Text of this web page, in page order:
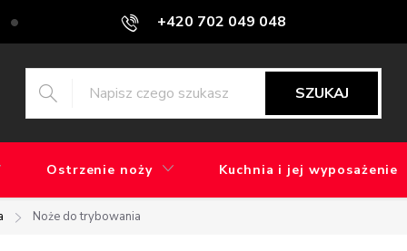
+420 702 049 048
Jaka jest różnica między szlifowaniem maszynowym a
SZUKAJ
Ostrzenie noży Kuchnia i jej wyposażenie
Noże do trybowania